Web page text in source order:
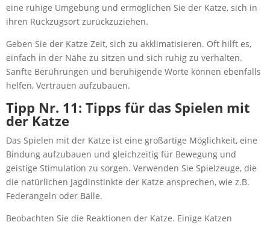
eine ruhige Umgebung und ermöglichen Sie der Katze, sich in
ihren Rückzugsort zurückzuziehen.
Geben Sie der Katze Zeit, sich zu akklimatisieren. Oft hilft es,
einfach in der Nähe zu sitzen und sich ruhig zu verhalten.
Sanfte Berührungen und beruhigende Worte können ebenfalls
helfen, Vertrauen aufzubauen.
Tipp Nr. 11: Tipps für das Spielen mit
der Katze
Das Spielen mit der Katze ist eine großartige Möglichkeit, eine
Bindung aufzubauen und gleichzeitig für Bewegung und
geistige Stimulation zu sorgen. Verwenden Sie Spielzeuge, die
die natürlichen Jagdinstinkte der Katze ansprechen, wie z.B.
Federangeln oder Bälle.
Beobachten Sie die Reaktionen der Katze. Einige Katzen